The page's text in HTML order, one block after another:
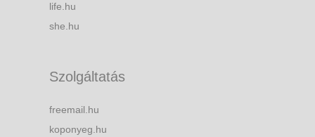
life.hu
she.hu
Szolgáltatás
freemail.hu
koponyeg.hu